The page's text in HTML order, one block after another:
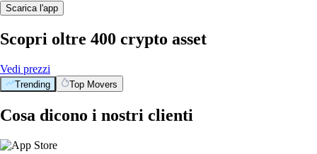
Scarica l'app
Scopri oltre 400 crypto asset
Vedi prezzi
Trending Top Movers
Cosa dicono i nostri clienti